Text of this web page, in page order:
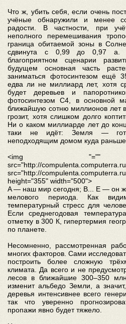
Что ж, убить себя, если очень
учёные обнаружили и менее
радости. В частности, при
неполного перемешивания
граница обитаемой зоны в
сдвинута с 0,99 до 0,97 а.
благоприятном сценарии
будущем основная часть
заниматься фотосинтезом ещё
едва ли не миллиард лет, хотя
будет деревьев и
фотосинтезом C4, в основной
ближайшую сотню миллионов лет
грозит, хотя слишком долго
Ни о каком миллиарде лет до
таки не идёт: Земля —
неподходящим домом куда раньше.
<img "=""
src="http://
src="http://
height="355" width="500">
A — наш мир сегодня; В... Е — он
мелового периода. Как
температурный стресс для
Если среднегодовая
отметку в 300 К, гипертермия
по планете.
Несомненно, рассмотренная
многих факторов. Сами
построить более сложную
климата. Да всего и не
лесов в ближайшие 300–350
изменит альбедо Земли, а
деревья интенсивнее всего
так что уверенно
пропажи явно будет тяжело.